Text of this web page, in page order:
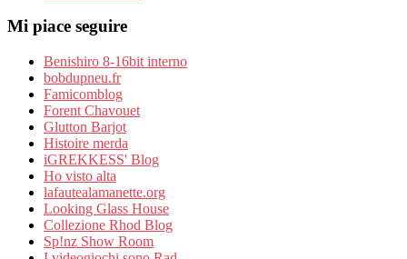
Mi piace seguire
Benishiro 8-16bit interno
bobdupneu.fr
Famicomblog
Forent Chavouet
Glutton Barjot
Histoire merda
iGREKKESS' Blog
Ho visto alta
lafautealamanette.org
Looking Glass House
Collezione Rhod Blog
Sp!nz Show Room